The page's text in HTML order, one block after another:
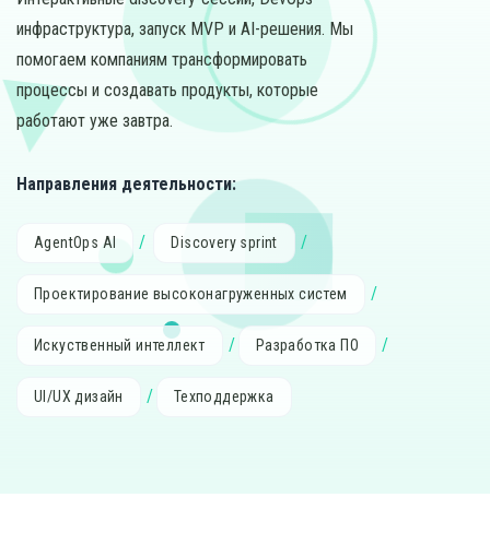
инфраструктура, запуск MVP и AI-решения. Мы
помогаем компаниям трансформировать
процессы и создавать продукты, которые
работают уже завтра.
Направления деятельности:
AgentOps AI Discovery sprint
Проектирование высоконагруженных систем
Искуственный интеллект Разработка ПО
UI/UX дизайн Техподдержка